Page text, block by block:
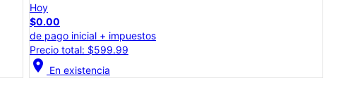
Hoy
$0.00
de pago inicial + impuestos
Precio total: $999.99
location_on En existencia